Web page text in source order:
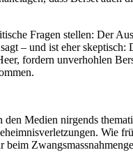
Fragen stellen: Der
– und ist eher skeptisch:
fordern unverhohlen
Medien nirgends
Wie